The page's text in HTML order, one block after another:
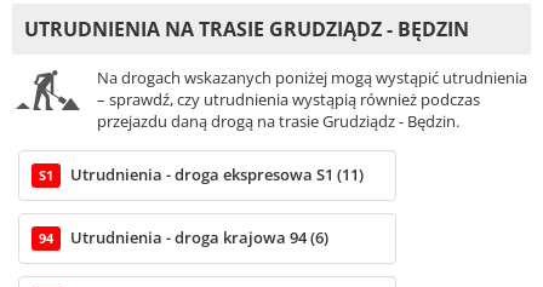
UTRUDNIENIA NA TRASIE GRUDZIĄDZ - BĘDZIN
Na drogach wskazanych poniżej mogą wystąpić utrudnienia
– sprawdź, czy utrudnienia wystąpią również podczas
przejazdu daną drogą na trasie Grudziądz - Będzin.
S1 Utrudnienia - droga ekspresowa S1 (11)
94 Utrudnienia - droga krajowa 94 (6)